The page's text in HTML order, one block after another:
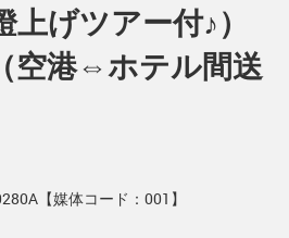
げツアー付♪）
空港⇔ホテル間送
【媒体コード：001】